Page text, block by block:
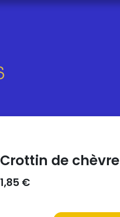
Crottin de chèvre
1,85 €